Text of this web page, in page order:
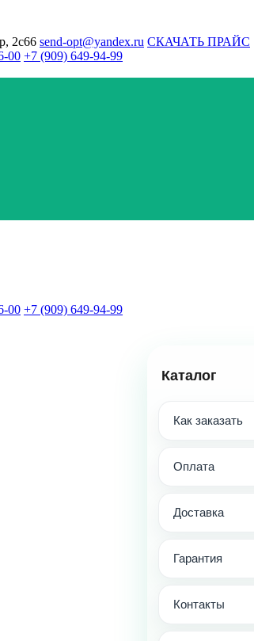
2с66 send-opt@yandex.ru СКАЧАТЬ ПРАЙС
00 +7 (909) 649-94-99
00 +7 (909) 649-94-99
Каталог
Как заказать
Оплата
Доставка
Гарантия
Контакты